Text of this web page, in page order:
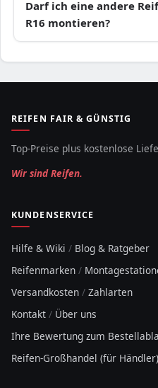
Darf ich eine andere
R16 montieren?
REIFEN FAIR & GÜNSTIG
Top-Preise plus kostenlose
Wir sind Reifen.
KUNDENSERVICE
Hilfe & Wiki / Blog & Ratgeber
Reifenmarken /
Versandkosten / Zahlarten
Kontakt / Über uns
Ihre Bewertung zum
Reifen-Großhandel (für Händler)